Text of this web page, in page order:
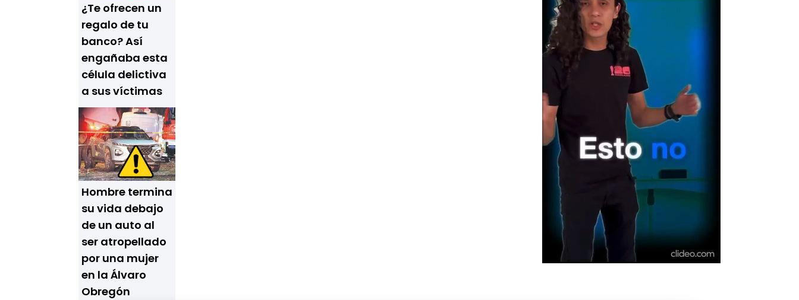
¿Te ofrecen un
regalo de tu
banco? Así
engañaba esta
célula delictiva
a sus víctimas
Hombre termina
su vida debajo
de un auto al
ser atropellado
por una mujer
en la Álvaro
Obregón